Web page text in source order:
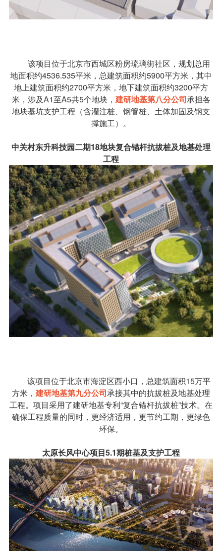
该项目位于北京市西城区粉房琉璃街社区，规划总用
地面积约4536.535平米，总建筑面积约5900平方米，其中
地上建筑面积约2700平方米，地下建筑面积约3200平方
米，涉及A1至A5共5个地块， 建研地基第八分公司承担各
地块基坑支护工程（含灌注桩、钢管桩、土体加固及钢支
撑施工）。
中关村东升科技园二期18地块复合锚杆抗拔桩及地基处理
工程
该项目位于北京市海淀区西小口，总建筑面积15万平
方米， 建研地基第九分公司承接其中的抗拔桩及地基处理
工程。项目采用了建研地基专利“复合锚杆抗拔桩”技术。在
确保工程质量的同时，更经济适用，更节约工期，更绿色
环保。
太原长风中心项目5.1期桩基及支护工程